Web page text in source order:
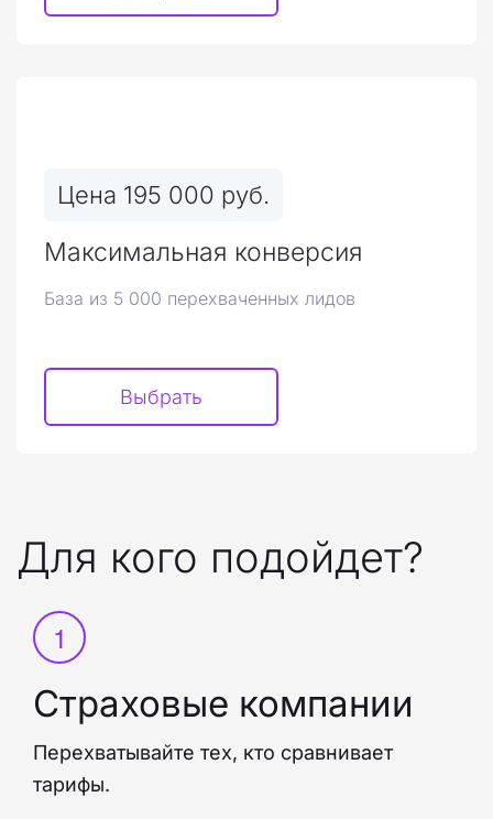
Максимальная конверсия
Цена 195 000 руб.
База из 5 000 перехваченных лидов
Выбрать
Для кого подойдет?
Страховые компании
Перехватывайте тех, кто сравнивает
тарифы.